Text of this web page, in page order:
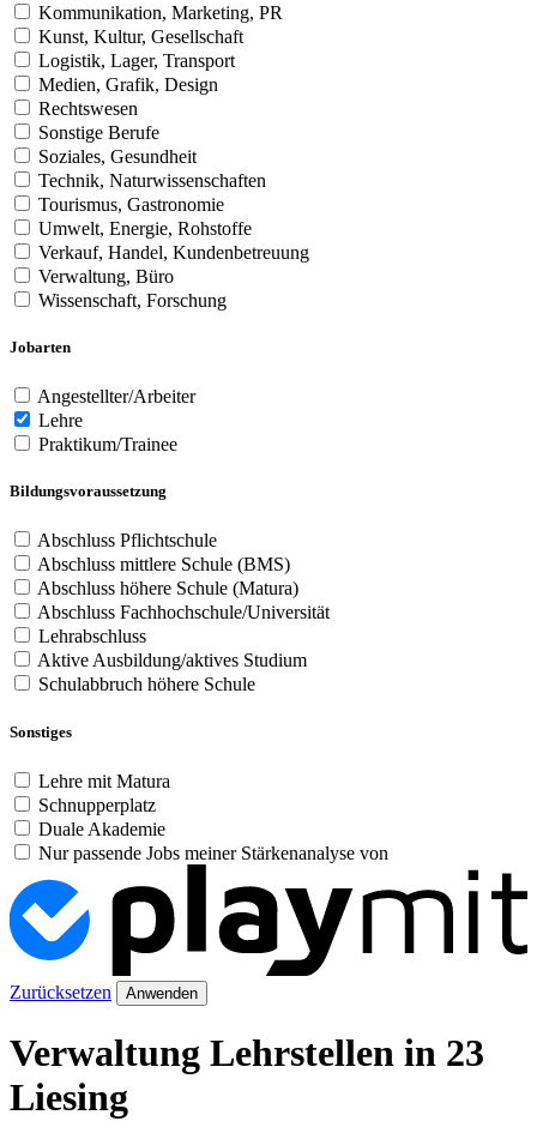
Kommunikation, Marketing, PR
Kunst, Kultur, Gesellschaft
Logistik, Lager, Transport
Medien, Grafik, Design
Rechtswesen
Sonstige Berufe
Soziales, Gesundheit
Technik, Naturwissenschaften
Tourismus, Gastronomie
Umwelt, Energie, Rohstoffe
Verkauf, Handel, Kundenbetreuung
Verwaltung, Büro
Wissenschaft, Forschung
Jobarten
Angestellter/Arbeiter
Lehre
Praktikum/Trainee
Bildungsvoraussetzung
Abschluss Pflichtschule
Abschluss mittlere Schule (BMS)
Abschluss höhere Schule (Matura)
Abschluss Fachhochschule/Universität
Lehrabschluss
Aktive Ausbildung/aktives Studium
Schulabbruch höhere Schule
Sonstiges
Lehre mit Matura
Schnupperplatz
Duale Akademie
Nur passende Jobs meiner Stärkenanalyse von
Zurücksetzen Anwenden
Verwaltung Lehrstellen in 23
Liesing